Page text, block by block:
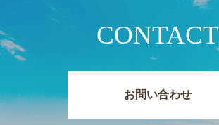
CONTACT
お問い合わせ